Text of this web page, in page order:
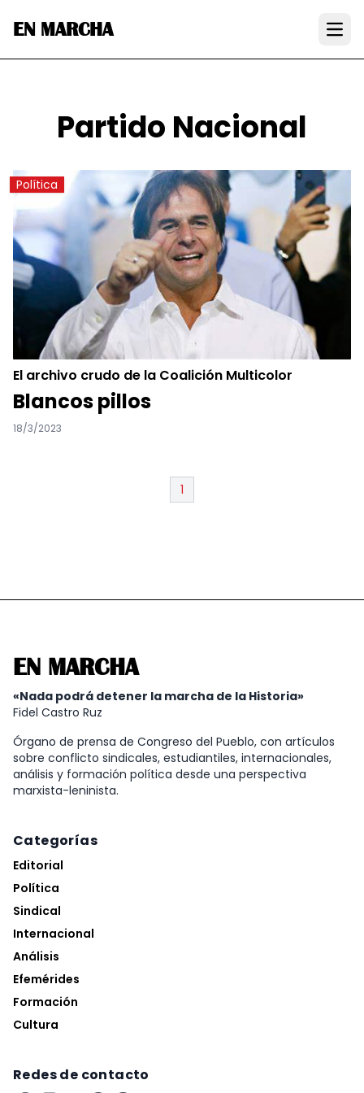
EN MARCHA
Partido Nacional
Política
El archivo crudo de la Coalición Multicolor
Blancos pillos
18/3/2023
1
EN MARCHA
«Nada podrá detener la marcha de la Historia»
Fidel Castro Ruz
Órgano de prensa de Congreso del Pueblo, con artículos
sobre conflicto sindicales, estudiantiles, internacionales,
análisis y formación política desde una perspectiva
marxista-leninista.
Categorías
Editorial
Política
Sindical
Internacional
Análisis
Efemérides
Formación
Cultura
Redes de contacto